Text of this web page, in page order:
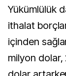
Yükümlülük
ithalat
içinden
milyon